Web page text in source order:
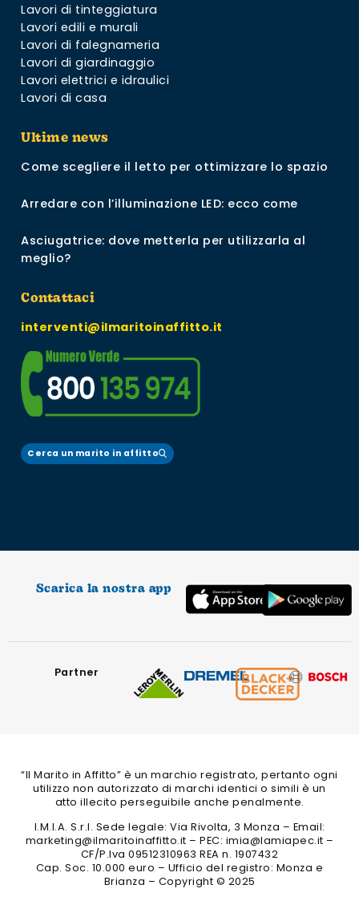
Lavori di tinteggiatura
Lavori edili e murali
Lavori di falegnameria
Lavori di giardinaggio
Lavori elettrici e idraulici
Lavori di casa
Ultime news
Come scegliere il letto per ottimizzare lo spazio
Arredare con l’illuminazione LED: ecco come
Asciugatrice: dove metterla per utilizzarla al
meglio?
Contattaci
interventi@ilmaritoinaffitto.it
Cerca un marito in affitto
Scarica la nostra app
Partner
“Il Marito in Affitto” è un marchio registrato, pertanto ogni
utilizzo non autorizzato di marchi identici o simili è un
atto illecito perseguibile anche penalmente.
I.M.I.A. S.r.l. Sede legale: Via Rivolta, 3 Monza – Email:
marketing@ilmaritoinaffitto.it – PEC: imia@lamiapec.it –
CF/P.Iva 09512310963 REA n. 1907432
Cap. Soc. 10.000 euro – Ufficio del registro: Monza e
Brianza – Copyright © 2025